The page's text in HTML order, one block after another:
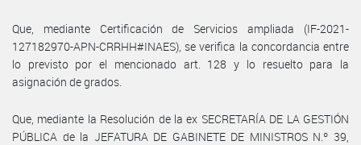
Que, mediante Certificación de Servicios ampliada (IF-2021-
127182970-APN-CRRHH#INAES), se verifica la concordancia entre
lo previsto por el mencionado art. 128 y lo resuelto para la
asignación de grados.
Que, mediante la Resolución de la ex SECRETARÍA DE LA GESTIÓN
PÚBLICA de la JEFATURA DE GABINETE DE MINISTROS N.º 39,